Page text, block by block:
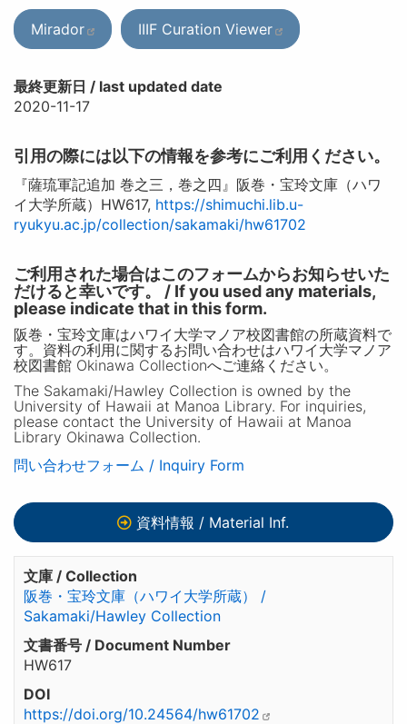
Mirador IIIF Curation Viewer
最終更新日 / last updated date
2020-11-17
引用の際には以下の情報を参考にご利用ください。
『薩琉軍記追加 巻之三，巻之四』阪巻・宝玲文庫（ハワ
イ大学所蔵）HW617, https://shimuchi.lib.u-
ryukyu.ac.jp/collection/sakamaki/hw61702
ご利用された場合はこのフォームからお知らせいた
だけると幸いです。 / If you used any materials,
please indicate that in this form.
阪巻・宝玲文庫はハワイ大学マノア校図書館の所蔵資料で
す。資料の利用に関するお問い合わせはハワイ大学マノア
校図書館 Okinawa Collectionへご連絡ください。
The Sakamaki/Hawley Collection is owned by the
University of Hawaii at Manoa Library. For inquiries,
please contact the University of Hawaii at Manoa
Library Okinawa Collection.
問い合わせフォーム / Inquiry Form
資料情報 / Material Inf.
文庫 / Collection
阪巻・宝玲文庫（ハワイ大学所蔵） /
Sakamaki/Hawley Collection
文書番号 / Document Number
HW617
DOI
https://doi.org/10.24564/hw61702